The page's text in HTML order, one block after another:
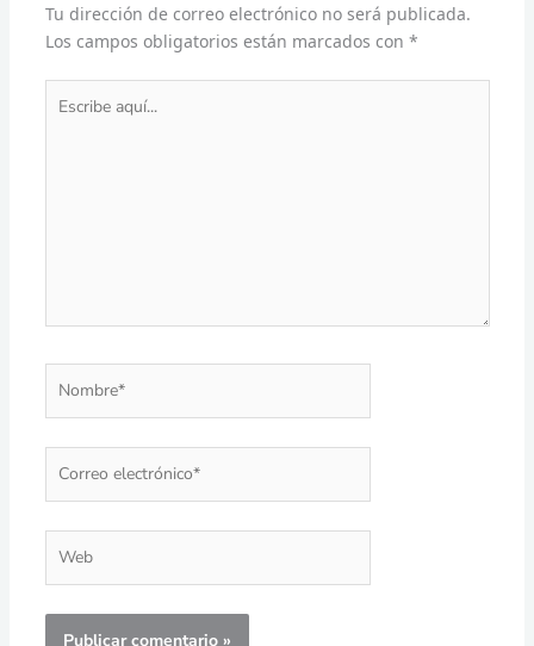
Tu dirección de correo electrónico no será publicada.
Los campos obligatorios están marcados con *
aquí...
electrónico*